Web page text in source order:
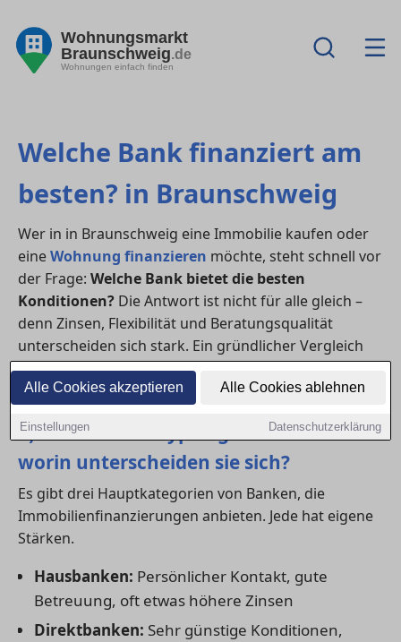
Alle Cookies akzeptieren Alle Cookies ablehnen
Einstellungen Datenschutzerklärung
Wohnungsmarkt
Braunschweig.de
Wohnungen einfach finden
Welche Bank finanziert am
besten? in Braunschweig
Wer in in Braunschweig eine Immobilie kaufen oder
eineWohnung finanzieren möchte, steht schnell vor
der Frage: Welche Bank bietet die besten
Konditionen? Die Antwort ist nicht für alle gleich –
denn Zinsen, Flexibilität und Beratungsqualität
unterscheiden sich stark. Ein gründlicher Vergleich
lohnt sich und kann bei einemHauskaufmehrere
tausend Euro sparen.
1) Welche Banktypen gibt es – und
worin unterscheiden sie sich?
Es gibt drei Hauptkategorien von Banken, die
Immobilienfinanzierungen anbieten. Jede hat eigene
Stärken.
Hausbanken: Persönlicher Kontakt, gute
Betreuung, oft etwas höhere Zinsen
Direktbanken: Sehr günstige Konditionen,